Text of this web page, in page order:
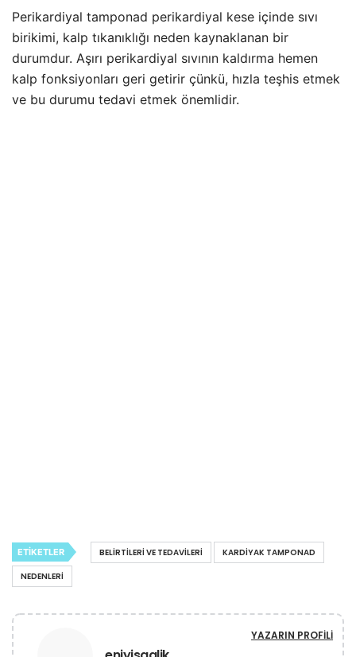
Perikardiyal tamponad perikardiyal kese içinde sıvı
birikimi, kalp tıkanıklığı neden kaynaklanan bir
durumdur. Aşırı perikardiyal sıvının kaldırma hemen
kalp fonksiyonları geri getirir çünkü, hızla teşhis etmek
ve bu durumu tedavi etmek önemlidir.
ETIKETLER BELIRTILERI VE TEDAVILERI
KARDIYAK TAMPONAD
NEDENLERI
YAZARIN PROFILI